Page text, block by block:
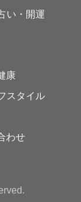
い・開運
康
スタイル
わせ